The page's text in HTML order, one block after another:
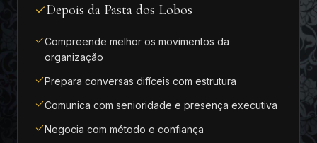
Depois da Pasta dos Lobos
Compreende melhor os movimentos da
organização
Prepara conversas difíceis com estrutura
Comunica com senioridade e presença executiva
Negocia com método e confiança